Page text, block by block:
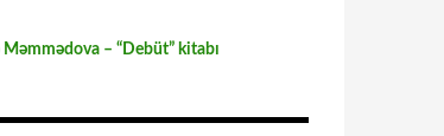
Məmmədova – “Debüt” kitabı